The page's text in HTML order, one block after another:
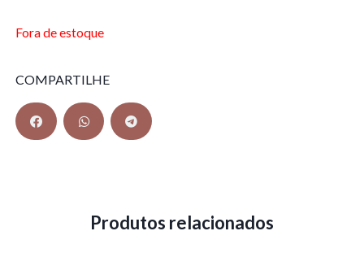
Fora de estoque
COMPARTILHE
Produtos relacionados